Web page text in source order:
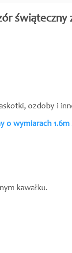
świąteczny
ozdoby i
o wymiarach 1.6m
kawałku.